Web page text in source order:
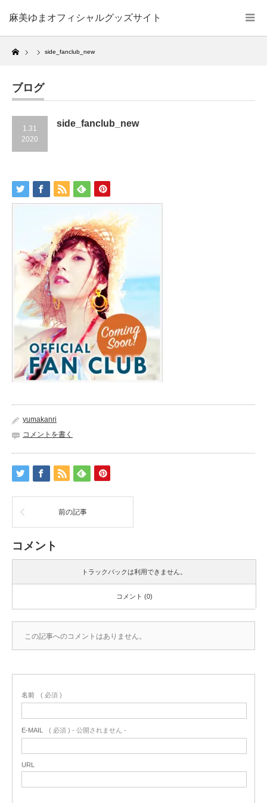
麻美ゆまオフィシャルグッズサイト
Home
side_fanclub_new
ブログ
1.31
2020
side_fanclub_new
yumakanri
コメントを書く
前の記事
コメント
トラックバックは利用できません。
コメント (0)
この記事へのコメントはありません。
名前 ( 必須 )
E-MAIL ( 必須 ) - 公開されません -
URL